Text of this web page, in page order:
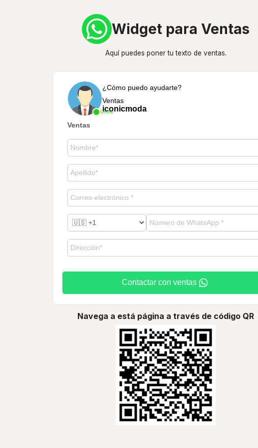
Widget para Ventas
Aquí puedes poner tu texto de ventas.
Online
¿Cómo puedo ayudarte?
Ventas
iconicmoda
Ventas
Contactar con ventas
Navega a está página a través de código QR